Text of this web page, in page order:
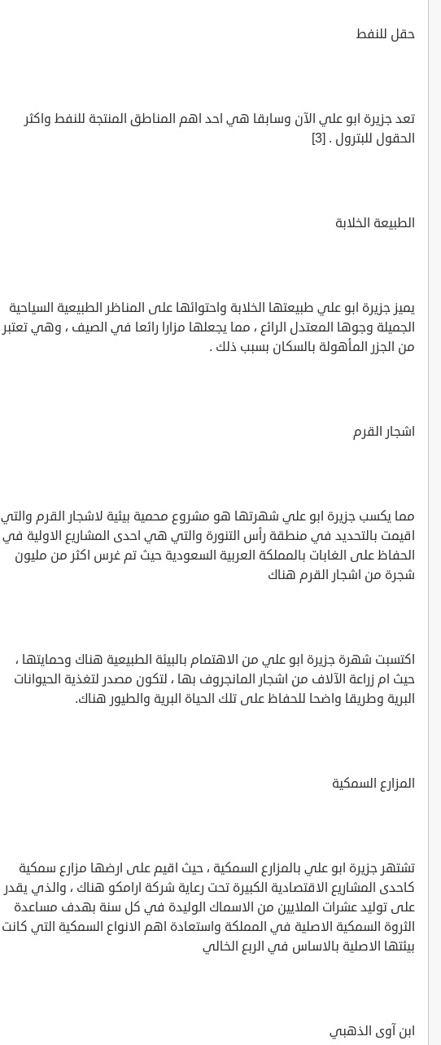
حقل للنفط
تعد جزيرة ابو علي الآن وسابقا هي احد اهم المناطق المنتجة للنفط واكثر
الحقول للبترول . [3]
الطبيعة الخلابة
يميز جزيرة ابو علي طبيعتها الخلابة واحتوائها على المناظر الطبيعية السياحية
الجميلة وجوها المعتدل الرائع ، مما يجعلها مزارا رائعا في الصيف ، وهي تعتبر
من الجزر المأهولة بالسكان بسبب ذلك .
اشجار القرم
مما يكسب جزيرة ابو علي شهرتها هو مشروع محمية بيئية لاشجار القرم والتي
اقيمت بالتحديد في منطقة رأس التنورة والتي هي احدى المشاريع الاولية في
الحفاظ على الغابات بالمملكة العربية السعودية حيث تم غرس اكثر من مليون
شجرة من اشجار القرم هناك
اكتسبت شهرة جزيرة ابو علي من الاهتمام بالبيئة الطبيعية هناك وحمايتها ،
حيث ام زراعة الآلاف من اشجار المانجروف بها ، لتكون مصدر لتغذية الحيوانات
البرية وطريقا واضحا للحفاظ على تلك الحياة البرية والطيور هناك.
المزارع السمكية
تشتهر جزيرة ابو علي بالمزارع السمكية ، حيث اقيم على ارضها مزارع سمكية
كاحدى المشاريع الاقتصادية الكبيرة تحت رعاية شركة ارامكو هناك ، والذي يقدر
على توليد عشرات الملايين من الاسماك الوليدة في كل سنة بهدف مساعدة
الثروة السمكية الاصلية في المملكة واستعادة اهم الانواع السمكية التي كانت
بيئتها الاصلية بالاساس في الربع الخالي
ابن آوى الذهبي